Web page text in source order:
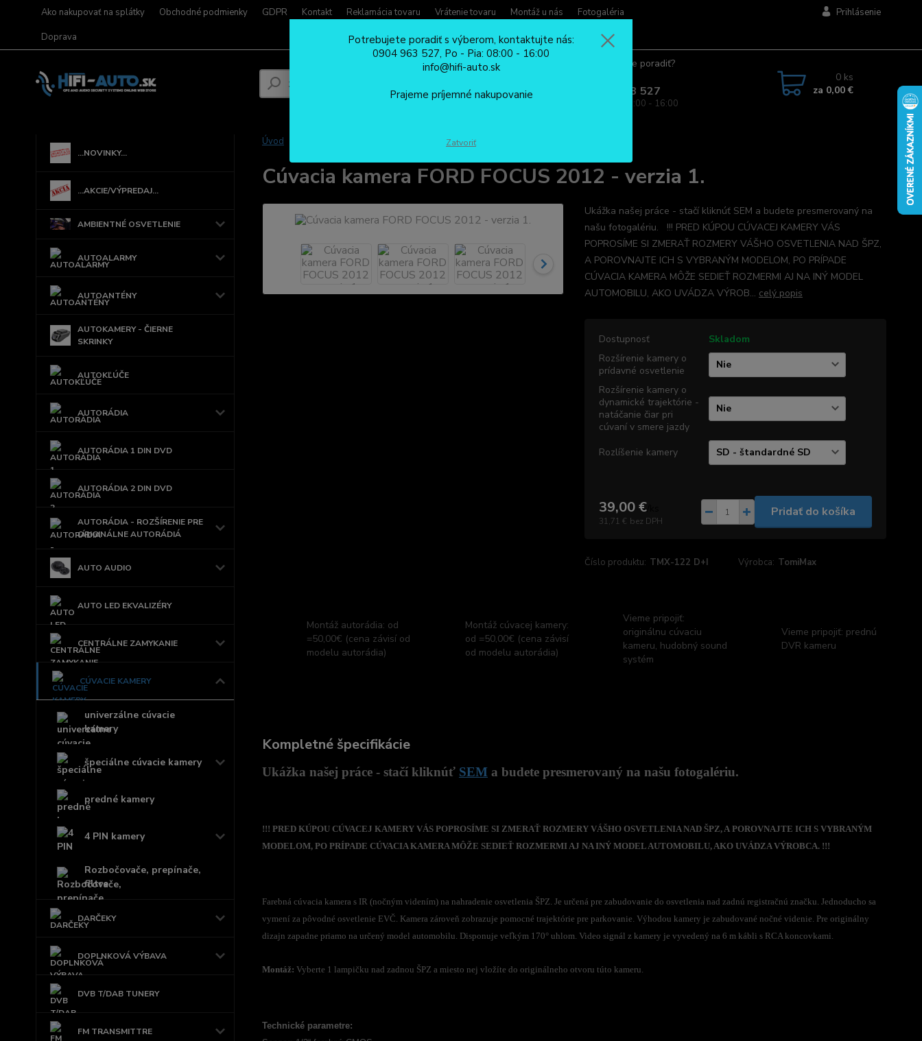
Ako nakupovať na splátky Obchodné podmienky GDPR Kontakt Reklamácia tovaru Vrátenie tovaru Montáž u nás
Fotogaléria
Doprava
Prihlásenie
Potrebujete poradiť?
0904 963 527
Po - Pia: 08:00 - 16:00
0 ks
za 0,00 €
...NOVINKY...
...AKCIE/VÝPREDAJ...
AMBIENTNÉ OSVETLENIE
AUTOALARMY
AUTOANTÉNY
AUTOKAMERY - ČIERNE
SKRINKY
AUTOKĽÚČE
AUTORÁDIA
AUTORÁDIA 1 DIN DVD
AUTORÁDIA 2 DIN DVD
AUTORÁDIA - ROZŠÍRENIE PRE
ORIGINÁLNE AUTORÁDIÁ
AUTO AUDIO
AUTO LED EKVALIZÉRY
CENTRÁLNE ZAMYKANIE
CÚVACIE KAMERY
univerzálne cúvacie
kamery
špeciálne cúvacie kamery
predné kamery
4 PIN kamery
Rozbočovače, prepínače,
filtre
DARČEKY
DOPLNKOVÁ VÝBAVA
DVB T/DAB TUNERY
FM TRANSMITTRE
Úvod Cúvacia kamera FORD FOCUS 2012 - verzia 1.
Cúvacia kamera FORD FOCUS 2012 - verzia 1.
Ukážka našej práce - stačí kliknúť SEM a budete presmerovaný na
našu fotogalériu. !!! PRED KÚPOU CÚVACEJ KAMERY VÁS
POPROSÍME SI ZMERAŤ ROZMERY VÁŠHO OSVETLENIA NAD ŠPZ,
A POROVNAJTE ICH S VYBRANÝM MODELOM, PO PRÍPADE
CÚVACIA KAMERA MÔŽE SEDIEŤ ROZMERMI AJ NA INÝ MODEL
AUTOMOBILU, AKO UVÁDZA VÝROB... celý popis
Dostupnosť
Skladom
Rozšírenie kamery o
prídavné osvetlenie
Rozšírenie kamery o
dynamické trajektórie -
natáčanie čiar pri
cúvaní v smere jazdy
Rozlíšenie kamery
39,00 €/
31,71 € bez DPH
Pridať do košíka
Číslo produktu: TMX-122 D+I Výrobca: TomiMax
Montáž autorádia: od
=50,00€ (cena závisí od
modelu autorádia)
Montáž cúvacej kamery:
od =50,00€ (cena závisí
od modelu autorádia)
Vieme pripojiť:
originálnu cúvaciu
kameru, hudobný sound
systém
Vieme pripojiť: prednú
DVR kameru
Kompletné špecifikácie
Ukážka našej práce - stačí kliknúť SEMa budete presmerovaný na našu fotogalériu.
!!! PRED KÚPOU CÚVACEJ KAMERY VÁS POPROSÍME SI ZMERAŤ ROZMERY VÁŠHO OSVETLENIA NAD ŠPZ, A POROVNAJTE ICH S VYBRANÝM
MODELOM, PO PRÍPADE CÚVACIA KAMERA MÔŽE SEDIEŤ ROZMERMI AJ NA INÝ MODEL AUTOMOBILU, AKO UVÁDZA VÝROBCA. !!!
Farebná cúvacia kamera s IR (nočným videním) na nahradenie osvetlenia ŠPZ. Je určená pre zabudovanie do osvetlenia nad zadnú registračnú značku. Jednoducho sa
vymení za pôvodné osvetlenie EVČ. Kamera zároveň zobrazuje pomocné trajektórie pre parkovanie. Výhodou kamery je zabudované nočné videnie. Pre originálny
dizajn zapadne priamo na určený model automobilu. Disponuje veľkým 170° uhlom. Video signál z kamery je vyvedený na 6 m kábli s RCA koncovkami.
Montáž: Vyberte 1 lampičku nad zadnou ŠPZ a miesto nej vložíte do originálneho otvoru túto kameru.
Technické parametre:
Potrebujete poradiť s výberom, kontaktujte nás:
0904 963 527, Po - Pia: 08:00 - 16:00
info@hifi-auto.sk
Prajeme príjemné nakupovanie
Zatvoriť